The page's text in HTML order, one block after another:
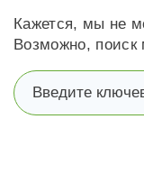
Кажется, мы не
Возможно, поиск